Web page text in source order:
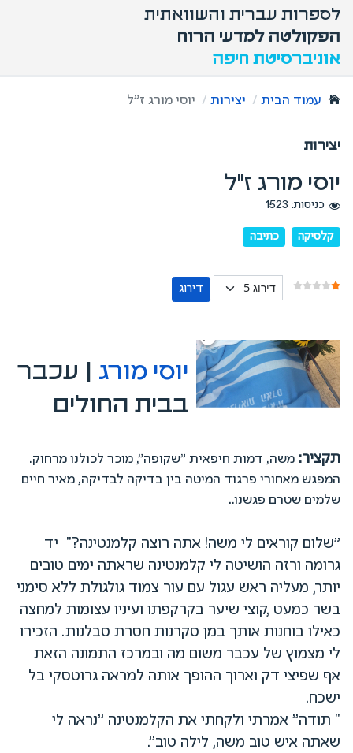
לספרות עברית והשוואתית
הפקולטה למדעי הרוח
אוניברסיטת חיפה
עמוד הבית יצירות יוסי מורג ז"ל
יצירות
יוסי מורג ז"ל
כניסות: 1523
קלסיקה
כתיבה
דירוג משתמשים:1
/
5
אנא דרגו
יוסי מורג | עכבר
בבית החולים
תקציר:משה, דמות חיפאית ״שקופה״, מוכר לכולנו מרחוק.
המפגש מאחורי פרגוד המיטה בין בדיקה לבדיקה, מאיר חיים
שלמים שטרם פגשנו..
"שלום קוראים לי משה! אתה רוצה קלמנטינה?" יד
גרומה ורזה הושיטה לי קלמנטינה שראתה ימים טובים
יותר, מעליה ראש עגול עם עור צמוד גולגולת ללא סימני
בשר כמעט ,קוצי שיער בקרקפתו ועיניו עצומות למחצה
כאילו בוחנות אותך במן סקרנות חסרת סבלנות. הזכירו
לי מצמוץ של עכבר משום מה ובמרכז התמונה הזאת
אף שפיצי דק וארוך ההופך אותה למראה גרוטסקי בל
ישכח.
" תודה" אמרתי ולקחתי את הקלמנטינה "נראה לי
שאתה איש טוב משה, לילה טוב".